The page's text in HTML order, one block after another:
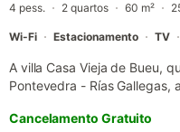
Nos arredores da casa,
4 pess. 2 quartos 60 m²
Wi-Fi Estacionamento TV
A villa Casa Vieja de Bueu,
Pontevedra - Rías Gallegas,
banho e pode, portanto,
Cancelamento Gratuito